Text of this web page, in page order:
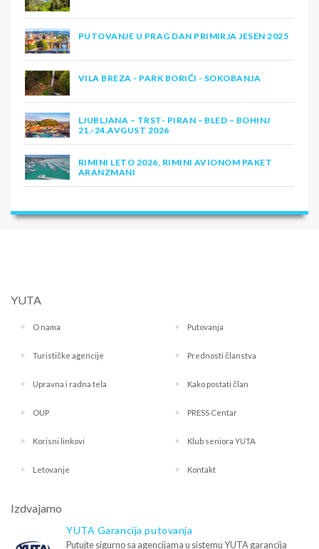
PUTOVANJE U PRAG DAN PRIMIRJA JESEN 2025
VILA BREZA - PARK BORIĆI - SOKOBANJA
LJUBLJANA – TRST- PIRAN – BLED – BOHINJ
21.-24.AVGUST 2026
RIMINI LETO 2026, RIMINI AVIONOM PAKET
ARANZMANI
YUTA
O nama Putovanja
Turističke agencije Prednosti članstva
Upravna i radna tela Kako postati član
OUP PRESS Centar
Korisni linkovi Klub seniora YUTA
Letovanje Kontakt
Izdvajamo
YUTA Garancija putovanja
Putujte sigurno sa agencijama u sistemu YUTA garancija